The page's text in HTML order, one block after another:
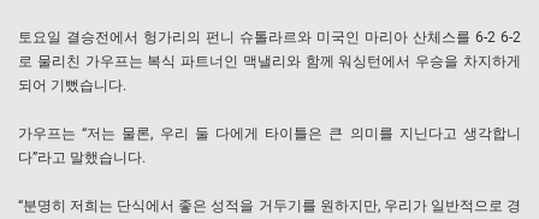
토요일 결승전에서 헝가리의 펀니 슈톨라르와 미국인 마리아 산체스를 6-2 6-2
로 물리친 가우프는 복식 파트너인 맥낼리와 함께 워싱턴에서 우승을 차지하게
되어 기뻤습니다.
가우프는 “저는 물론, 우리 둘 다에게 타이틀은 큰 의미를 지닌다고 생각합니
다”라고 말했습니다.
“분명히 저희는 단식에서 좋은 성적을 거두기를 원하지만, 우리가 일반적으로 경